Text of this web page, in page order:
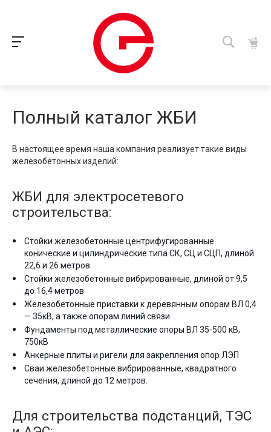
Полный каталог ЖБИ
В настоящее время наша компания реализует такие виды
железобетонных изделий:
ЖБИ для электросетевого
строительства:
Стойки железобетонные центрифугированные
конические и цилиндрические типа СК, СЦ и СЦП, длиной
22,6 и 26 метров
Стойки железобетонные вибрированные, длиной от 9,5
до 16,4 метров
Железобетонные приставки к деревянным опорам ВЛ 0,4
— 35кВ, а также опорам линий связи
Фундаменты под металлические опоры ВЛ 35-500 кВ,
750кВ
Анкерные плиты и ригели для закрепления опор ЛЭП
Сваи железобетонные вибрированные, квадратного
сечения, длиной до 12 метров.
Для строительства подстанций, ТЭС